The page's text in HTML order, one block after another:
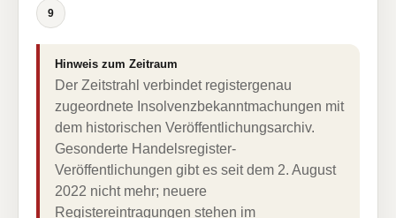
9
Hinweis zum Zeitraum
Der Zeitstrahl verbindet registergenau
zugeordnete Insolvenzbekanntmachungen mit
dem historischen Veröffentlichungsarchiv.
Gesonderte Handelsregister-
Veröffentlichungen gibt es seit dem 2. August
2022 nicht mehr; neuere
Registereintragungen stehen im